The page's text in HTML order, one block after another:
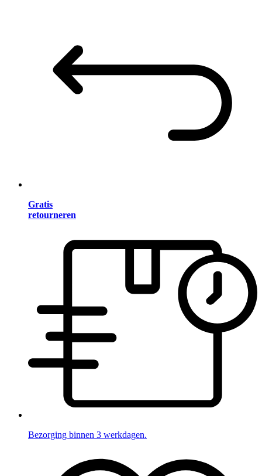
Gratis
retourneren
Bezorging binnen 3 werkdagen.